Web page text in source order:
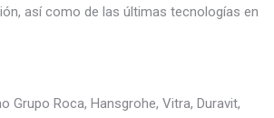
así como de las últimas tecnologías en
Roca, Hansgrohe, Vitra, Duravit,